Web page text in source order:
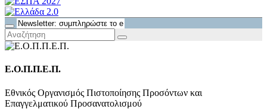
Ε.Ο.Π.Π.Ε.Π.
Εθνικός Οργανισμός Πιστοποίησης Προσόντων και
Επαγγελματικού Προσανατολισμού